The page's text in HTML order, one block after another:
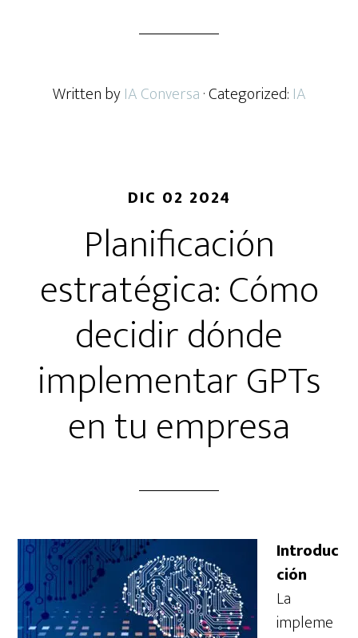
Written byIA Conversa· Categorized: IA
DIC 02 2024
Planificación
estratégica: Cómo
decidir dónde
implementar GPTs
en tu empresa
Introduc
ción
La
impleme